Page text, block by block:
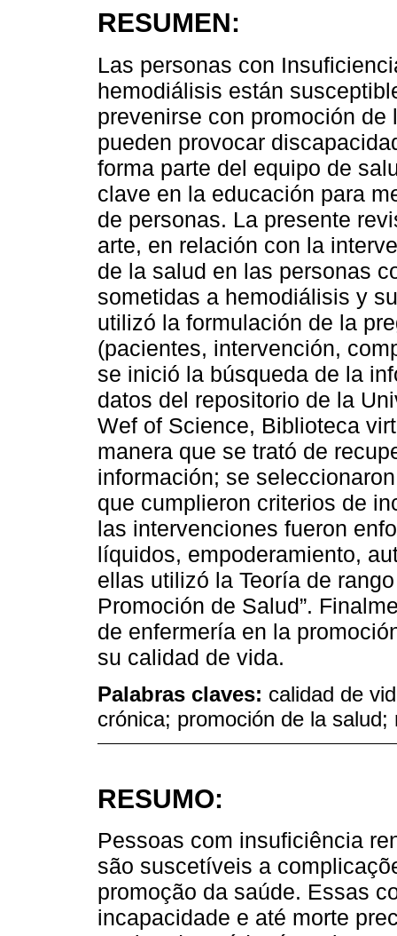
RESUMEN:
Las personas con
hemodiálisis están
prevenirse con promoción
pueden provocar
forma parte del equipo de
clave en la educación para
de personas. La presente
arte, en relación con la
de la salud en las personas
sometidas a hemodiálisis y
utilizó la formulación de la
(pacientes, intervención,
se inició la búsqueda de la
datos del repositorio de la
Wef of Science, Biblioteca
manera que se trató de
información; se
que cumplieron criterios de
las intervenciones fueron
líquidos, empoderamiento,
ellas utilizó la Teoría de
Promoción de Salud”.
de enfermería en la
su calidad de vida.
Palabras claves: calidad de
crónica; promoción de la salud;
RESUMO:
Pessoas com insuficiência
são suscetíveis a
promoção da saúde. Essas
incapacidade e até morte